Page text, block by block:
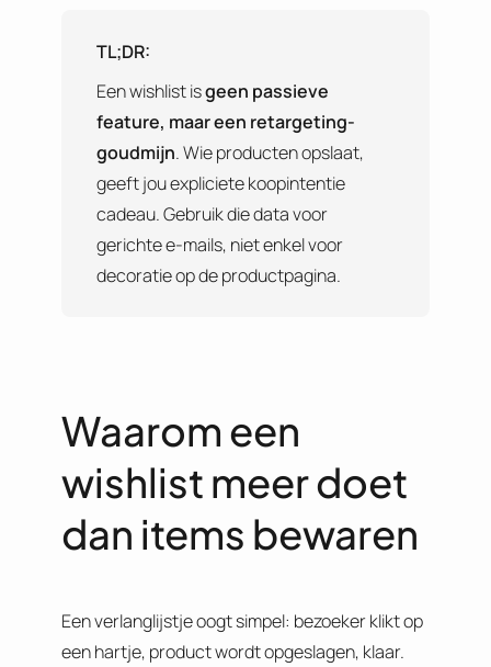
TL;DR:
Een wishlist isgeen passieve
feature, maar een retargeting-
goudmijn. Wie producten opslaat,
geeft jou expliciete koopintentie
cadeau. Gebruik die data voor
gerichte e-mails, niet enkel voor
decoratie op de productpagina.
Waarom een
wishlist meer doet
dan items bewaren
Een verlanglijstje oogt simpel: bezoeker klikt op
een hartje, product wordt opgeslagen, klaar.